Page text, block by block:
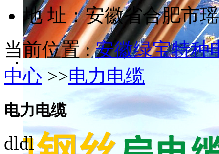
地 址：安徽省合肥市
当前位置 :安徽绿宝特种
中心 >>电力电缆
电力电缆
dldl